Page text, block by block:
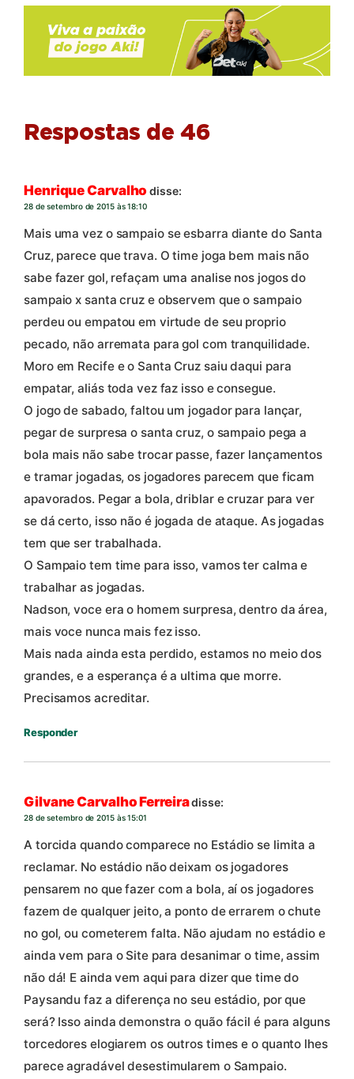
Respostas de 46
Henrique Carvalho disse:
28 de setembro de 2015 às 18:10
Mais uma vez o sampaio se esbarra diante do Santa
Cruz, parece que trava. O time joga bem mais não
sabe fazer gol, refaçam uma analise nos jogos do
sampaio x santa cruz e observem que o sampaio
perdeu ou empatou em virtude de seu proprio
pecado, não arremata para gol com tranquilidade.
Moro em Recife e o Santa Cruz saiu daqui para
empatar, aliás toda vez faz isso e consegue.
O jogo de sabado, faltou um jogador para lançar,
pegar de surpresa o santa cruz, o sampaio pega a
bola mais não sabe trocar passe, fazer lançamentos
e tramar jogadas, os jogadores parecem que ficam
apavorados. Pegar a bola, driblar e cruzar para ver
se dá certo, isso não é jogada de ataque. As jogadas
tem que ser trabalhada.
O Sampaio tem time para isso, vamos ter calma e
trabalhar as jogadas.
Nadson, voce era o homem surpresa, dentro da área,
mais voce nunca mais fez isso.
Mais nada ainda esta perdido, estamos no meio dos
grandes, e a esperança é a ultima que morre.
Precisamos acreditar.
Responder
Gilvane Carvalho Ferreiradisse:
28 de setembro de 2015 às 15:01
A torcida quando comparece no Estádio se limita a
reclamar. No estádio não deixam os jogadores
pensarem no que fazer com a bola, aí os jogadores
fazem de qualquer jeito, a ponto de errarem o chute
no gol, ou cometerem falta. Não ajudam no estádio e
ainda vem para o Site para desanimar o time, assim
não dá! E ainda vem aqui para dizer que time do
Paysandu faz a diferença no seu estádio, por que
será? Isso ainda demonstra o quão fácil é para alguns
torcedores elogiarem os outros times e o quanto lhes
parece agradável desestimularem o Sampaio.